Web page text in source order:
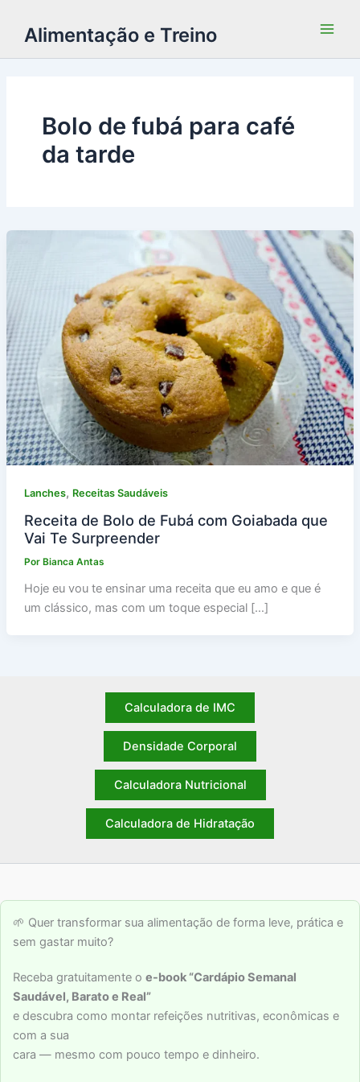
Alimentação e Treino
Bolo de fubá para café
da tarde
Lanches, Receitas Saudáveis
Receita de Bolo de Fubá com Goiabada que
Vai Te Surpreender
Por Bianca Antas
Hoje eu vou te ensinar uma receita que eu amo e que é
um clássico, mas com um toque especial […]
Calculadora de IMC
Densidade Corporal
Calculadora Nutricional
Calculadora de Hidratação
🌱 Quer transformar sua alimentação de forma leve, prática e
sem gastar muito?
Receba gratuitamente o e-book “Cardápio Semanal
Saudável, Barato e Real”
e descubra como montar refeições nutritivas, econômicas e
com a sua
cara — mesmo com pouco tempo e dinheiro.